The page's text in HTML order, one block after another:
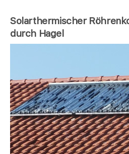
Solarthermischer
durch Hagel